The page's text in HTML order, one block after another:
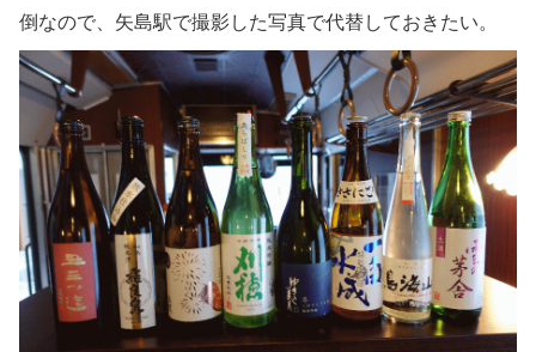
倒なので、矢島駅で撮影した写真で代替しておきたい。